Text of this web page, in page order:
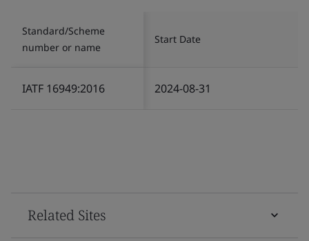
Standard/Scheme
number or name
Start Date
IATF 16949:2016 2024-08-31
Related Sites